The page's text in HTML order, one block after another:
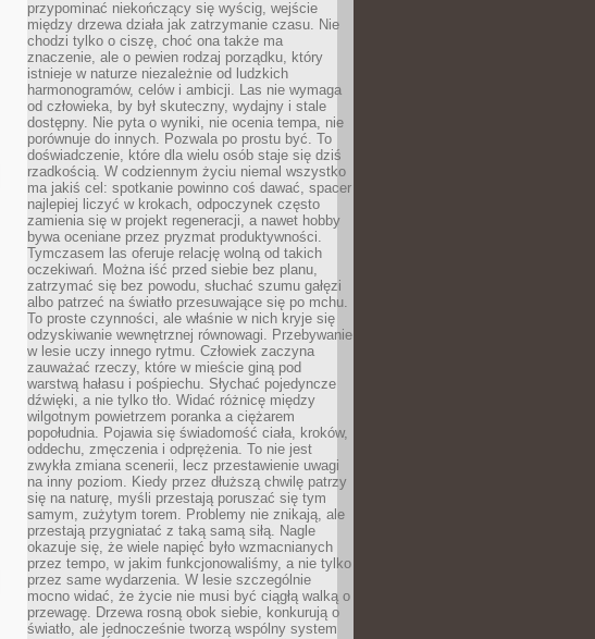
przypominać niekończący się wyścig, wejście
między drzewa działa jak zatrzymanie czasu. Nie
chodzi tylko o ciszę, choć ona także ma
znaczenie, ale o pewien rodzaj porządku, który
istnieje w naturze niezależnie od ludzkich
harmonogramów, celów i ambicji. Las nie wymaga
od człowieka, by był skuteczny, wydajny i stale
dostępny. Nie pyta o wyniki, nie ocenia tempa, nie
porównuje do innych. Pozwala po prostu być. To
doświadczenie, które dla wielu osób staje się dziś
rzadkością. W codziennym życiu niemal wszystko
ma jakiś cel: spotkanie powinno coś dawać, spacer
najlepiej liczyć w krokach, odpoczynek często
zamienia się w projekt regeneracji, a nawet hobby
bywa oceniane przez pryzmat produktywności.
Tymczasem las oferuje relację wolną od takich
oczekiwań. Można iść przed siebie bez planu,
zatrzymać się bez powodu, słuchać szumu gałęzi
albo patrzeć na światło przesuwające się po mchu.
To proste czynności, ale właśnie w nich kryje się
odzyskiwanie wewnętrznej równowagi. Przebywanie
w lesie uczy innego rytmu. Człowiek zaczyna
zauważać rzeczy, które w mieście giną pod
warstwą hałasu i pośpiechu. Słychać pojedyncze
dźwięki, a nie tylko tło. Widać różnicę między
wilgotnym powietrzem poranka a ciężarem
popołudnia. Pojawia się świadomość ciała, kroków,
oddechu, zmęczenia i odprężenia. To nie jest
zwykła zmiana scenerii, lecz przestawienie uwagi
na inny poziom. Kiedy przez dłuższą chwilę patrzy
się na naturę, myśli przestają poruszać się tym
samym, zużytym torem. Problemy nie znikają, ale
przestają przygniatać z taką samą siłą. Nagle
okazuje się, że wiele napięć było wzmacnianych
przez tempo, w jakim funkcjonowaliśmy, a nie tylko
przez same wydarzenia. W lesie szczególnie
mocno widać, że życie nie musi być ciągłą walką o
przewagę. Drzewa rosną obok siebie, konkurują o
światło, ale jednocześnie tworzą wspólny system